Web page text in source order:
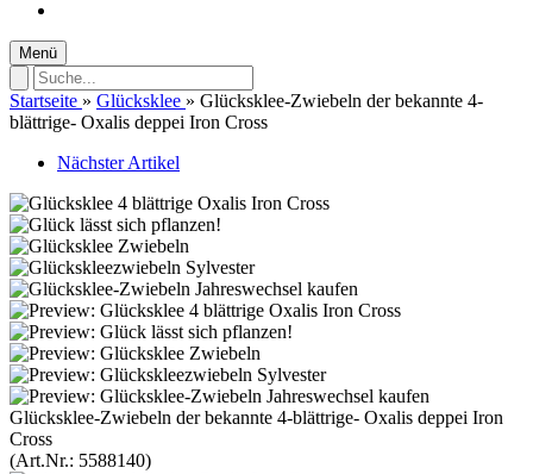
Menü
Startseite » Glücksklee » Glücksklee-Zwiebeln der bekannte 4-
blättrige- Oxalis deppei Iron Cross
Nächster Artikel
Glücksklee-Zwiebeln der bekannte 4-blättrige- Oxalis deppei Iron
Cross
(Art.Nr.: 5588140)